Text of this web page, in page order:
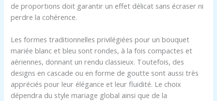
de proportions doit garantir un effet délicat sans écraser ni
perdre la cohérence.
Les formes traditionnelles privilégiées pour un bouquet
mariée blanc et bleu sont rondes, à la fois compactes et
aériennes, donnant un rendu classieux. Toutefois, des
designs en cascade ou en forme de goutte sont aussi très
appréciés pour leur élégance et leur fluidité. Le choix
dépendra du style mariage global ainsi que de la